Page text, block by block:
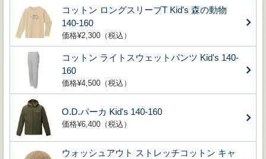
コットン ロングスリーブT Kid's 森の動物
140-160
価格¥2,300（税込）
コットン ライトスウェットパンツ Kid's 140-
160
価格¥4,500（税込）
O.D.パーカ Kid's 140-160
価格¥6,400（税込）
ウォッシュアウト ストレッチコットン キャ